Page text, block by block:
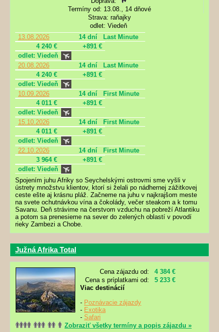
Termíny od: 13.08., 14 dňové
Strava: raňajky
odlet: Viedeň
13.08.2026
14 dní
Last Minute
4 240 €
+891 €
odlet: Viedeň
20.08.2026
14 dní
Last Minute
4 240 €
+891 €
odlet: Viedeň
10.09.2026
14 dní
First Minute
4 011 €
+891 €
odlet: Viedeň
15.10.2026
14 dní
First Minute
4 011 €
+891 €
odlet: Viedeň
22.10.2026
14 dní
First Minute
3 964 €
+891 €
odlet: Viedeň
Spojením juhu Afriky so Seychelskými ostrovmi sme vyšli v
ústrety množstvu klientov, ktorí si želali po nádhernej zážitkovej
ceste ešte aj krásnu pláž. Začneme na juhu v najkrajšom meste
na svete ochutnávkou vína a čokolády, večer steakom a k tomu
Savanu. Deň strávime na čerstvom vzduchu na pobreží Atlantiku
a potom sa prenesieme na sever do zelených oblastí v povodí
rieky Zambezi a Chobe.
Južná Afrika Total
Cena zájazdu od:
4 384 €
Cena s príplatkami od:
5 233 €
Viac destinácií
- Poznávacie zájazdy
- Exotika
- Safari
Zobraziť všetky termíny a popis zájazdu »